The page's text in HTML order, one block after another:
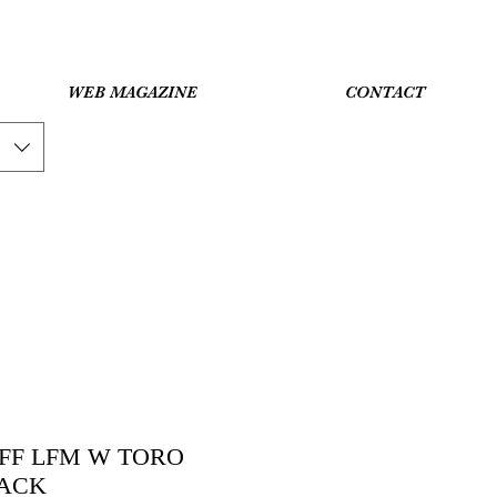
WEB MAGAZINE CONTACT
LFM W TORO